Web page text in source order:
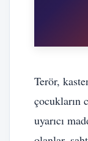
Terör,
çocukların
uyarıcı